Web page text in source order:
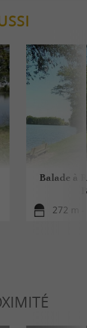
Balade à
272 m